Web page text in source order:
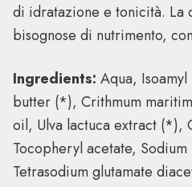
di idratazione e tonicità. La
bisognose di nutrimento,
Ingredients: Aqua,
butter (*), Crithmum
oil, Ulva lactuca extract (*),
Tocopheryl acetate,
Tetrasodium glutamate